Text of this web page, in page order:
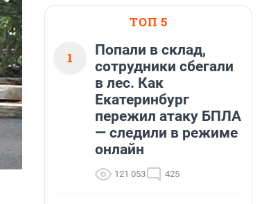
ТОП 5
1
Попали в склад,
сотрудники сбегали
в лес. Как
Екатеринбург
пережил атаку БПЛА
— следили в режиме
онлайн
121 053 425